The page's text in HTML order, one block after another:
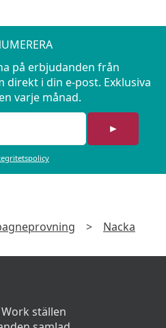
på erbjudanden från
direkt i din e-post. Exklusiva
varje månad.
►
> Nacka
ställen